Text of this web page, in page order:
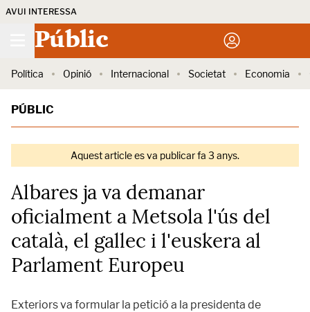
AVUI INTERESSA
Públic
Política Opinió Internacional Societat Economia
PÚBLIC
Aquest article es va publicar fa 3 anys.
Albares ja va demanar
oficialment a Metsola l'ús del
català, el gallec i l'euskera al
Parlament Europeu
Exteriors va formular la petició a la presidenta de